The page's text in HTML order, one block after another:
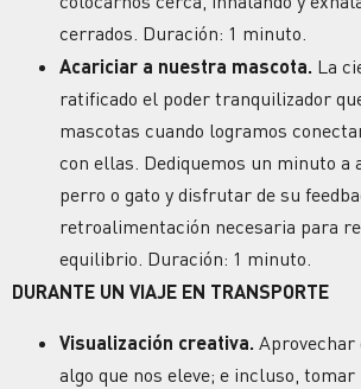
cerrados. Duración: 1 minuto.
Acariciar a nuestra mascota. La
ratificado el poder tranquilizador
mascotas cuando logramos
con ellas. Dediquemos un minuto a
perro o gato y disfrutar de su
retroalimentación necesaria para
equilibrio. Duración: 1 minuto.
DURANTE UN VIAJE EN TRANSPORTE
Visualización creativa. Aprovechar
algo que nos eleve; e incluso,